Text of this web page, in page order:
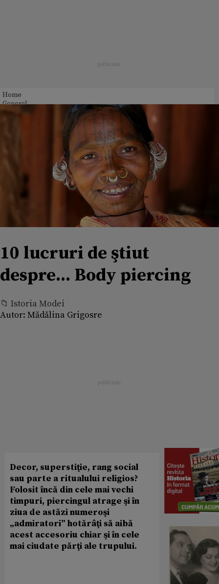
Home
General
10 lucruri de ştiut
despre... Body piercing
📁 Istoria Modei
Autor: Mădălina Grigosre
Decor, superstiţie, rang social
sau parte a ritualului religios?
Folosit încă din cele mai vechi
timpuri, piercingul atrage şi în
ziua de astăzi numeroşi
„admiratori” hotărâţi să aibă
acest accesoriu chiar şi în cele
mai ciudate părţi ale trupului.